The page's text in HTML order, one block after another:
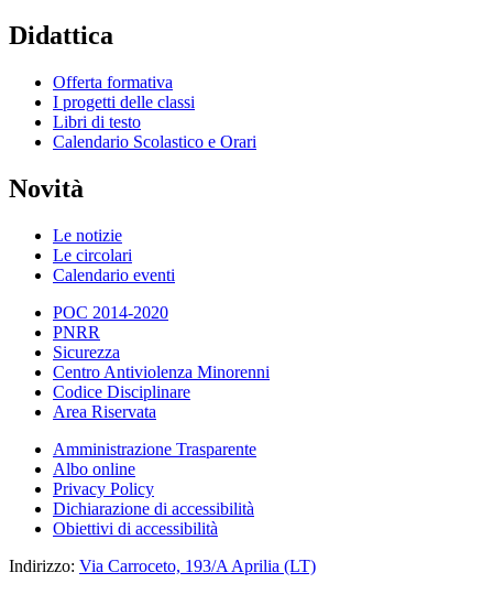
Didattica
Offerta formativa
I progetti delle classi
Libri di testo
Calendario Scolastico e Orari
Novità
Le notizie
Le circolari
Calendario eventi
POC 2014-2020
PNRR
Sicurezza
Centro Antiviolenza Minorenni
Codice Disciplinare
Area Riservata
Amministrazione Trasparente
Albo online
Privacy Policy
Dichiarazione di accessibilità
Obiettivi di accessibilità
Indirizzo: Via Carroceto, 193/A Aprilia (LT)